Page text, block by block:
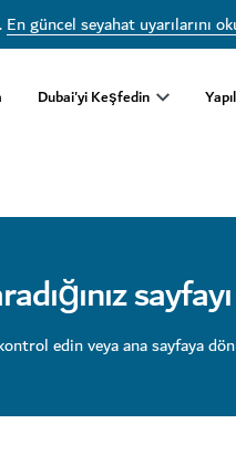
En güncel seyahat uyarılarını
Dubai'yi Keşfedin
edin veya ana sayfaya